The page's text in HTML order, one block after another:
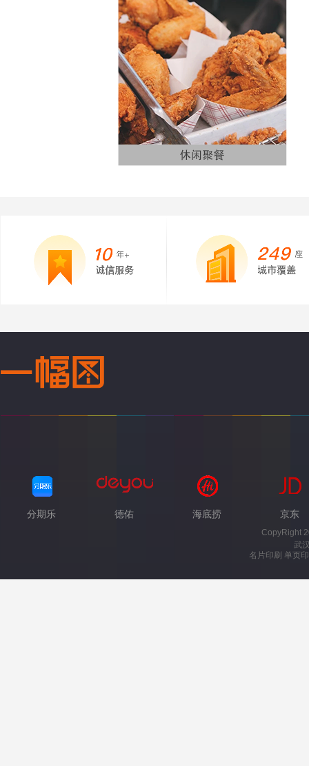
分期乐 德佑 海底捞 京东
CopyRight
武
名片印刷 单页